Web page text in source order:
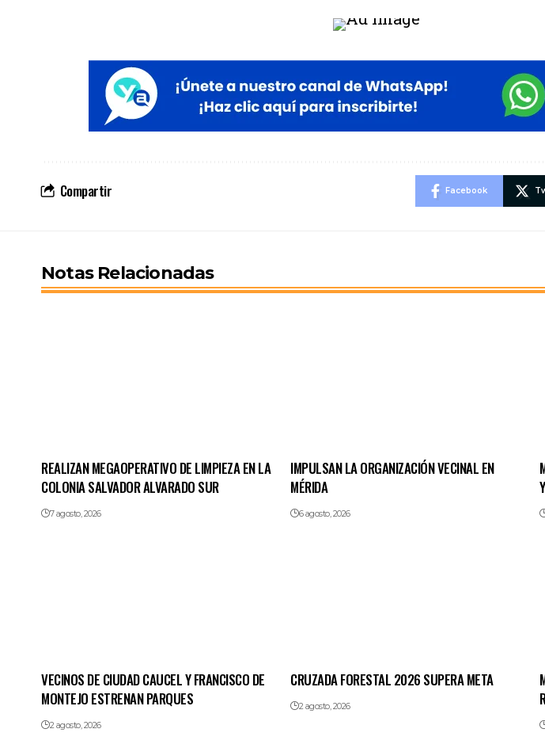
Compartir Facebook
Notas Relacionadas
REALIZAN MEGAOPERATIVO DE LIMPIEZA EN LA
COLONIA SALVADOR ALVARADO SUR
7 agosto, 2026
IMPULSAN LA ORGANIZACIÓN VECINAL EN
MÉRIDA
6 agosto, 2026
VECINOS DE CIUDAD CAUCEL Y FRANCISCO DE
MONTEJO ESTRENAN PARQUES
2 agosto, 2026
CRUZADA FORESTAL 2026 SUPERA META
2 agosto, 2026